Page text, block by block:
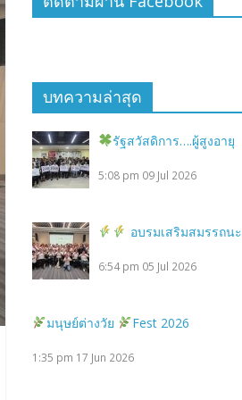
บทความล่าสุด
รัฐสวัสดิการ….ผู้สูงอายุ
5:08 pm 09 Jul 2026
อบรมเสริมสมรรถนะ
6:54 pm 05 Jul 2026
มนุษย์ต่างวัย Fest 2026
1:35 pm 17 Jun 2026